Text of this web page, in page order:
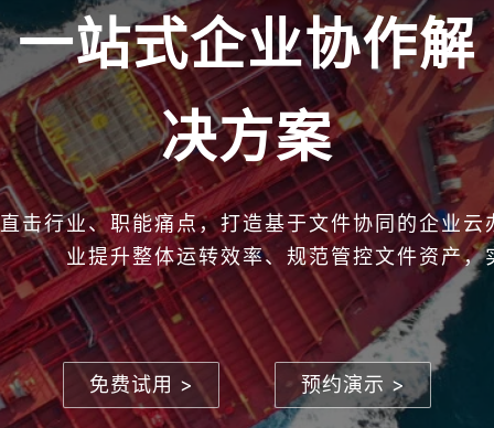
一站式企业协作解
决方案
直击行业、职能痛点，打造基于文件协同的企业
业提升整体运转效率、规范管控文件资产，
免费试用 > 预约演示 >